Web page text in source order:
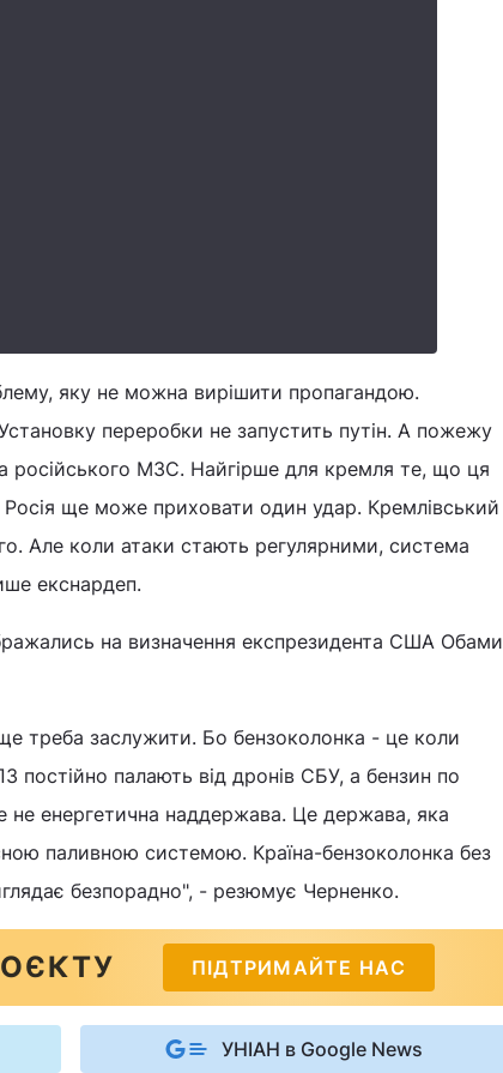
яку не можна вирішити пропагандою.
переробки не запустить путін. А пожежу
російського МЗС. Найгірше для кремля те, що ця
ще може приховати один удар. Кремлівський
Але коли атаки стають регулярними, система
екснардеп.
на визначення експрезидента США Обами
треба заслужити. Бо бензоколонка - це коли
постійно палають від дронів СБУ, а бензин по
не енергетична наддержава. Це держава, яка
паливною системою. Країна-бензоколонка без
безпорадно", - резюмує Черненко.
ПІДТРИМАЙТЕ НАС
УНІАН в Google News